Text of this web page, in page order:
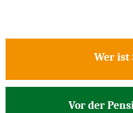
Wer ist
Vor der